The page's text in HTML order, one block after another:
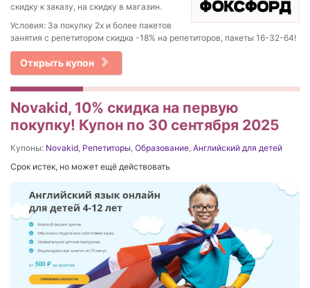
скидку к заказу, на скидку в магазин.
Условия: За покупку 2х и более пакетов
занятия с репетитором скидка -18% на репетиторов, пакеты 16-32-64!
Открыть купон
Novakid, 10% скидка на первую
покупку! Купон по 30 сентября 2025
Купоны: Novakid, Репетиторы, Образование, Английский для детей
Срок истек, но может ещё действовать